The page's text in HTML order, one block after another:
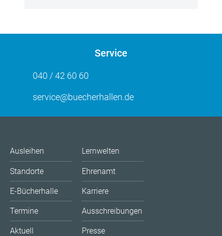
Service
040 / 42 60 60
service@buecherhallen.de
Ausleihen
Standorte
E-Bücherhalle
Termine
Aktuell
Lernwelten
Ehrenamt
Karriere
Ausschreibungen
Presse